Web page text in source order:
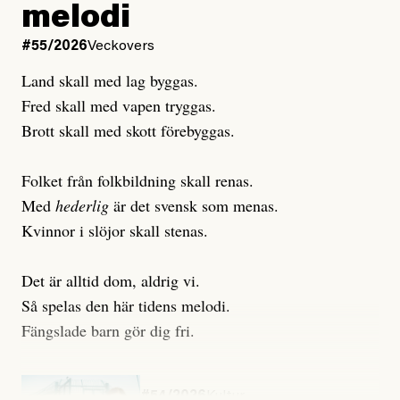
Uppdaterad7 August, 2026
Uppdaterad3 August, 2026
melodi
#55/2026Veckovers
Land skall med lag byggas.
Fred skall med vapen tryggas.
Brott skall med skott förebyggas.
Folket från folkbildning skall renas.
Med hederlig är det svensk som menas.
Kvinnor i slöjor skall stenas.
Det är alltid dom, aldrig vi.
Så spelas den här tidens melodi.
Fängslade barn gör dig fri.